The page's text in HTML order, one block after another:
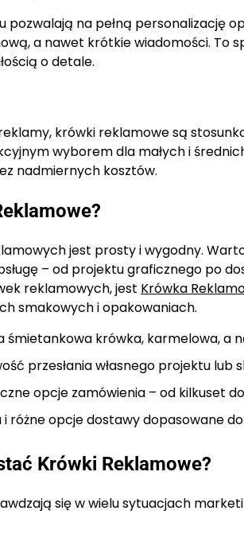
pozwalają na pełną personalizację
a nawet krótkie wiadomości. To
o detale.
krówki reklamowe są
wyborem dla małych i
nadmiernych kosztów.
jest prosty i wygodny.
– od projektu graficznego po
reklamowych, jest Krówka
smakowych i opakowaniach.
śmietankowa krówka, karmelowa, a
przesłania własnego projektu
opcje zamówienia – od kilkuset
i różne opcje dostawy dopasowane
Krówki Reklamowe?
się w wielu sytuacjach